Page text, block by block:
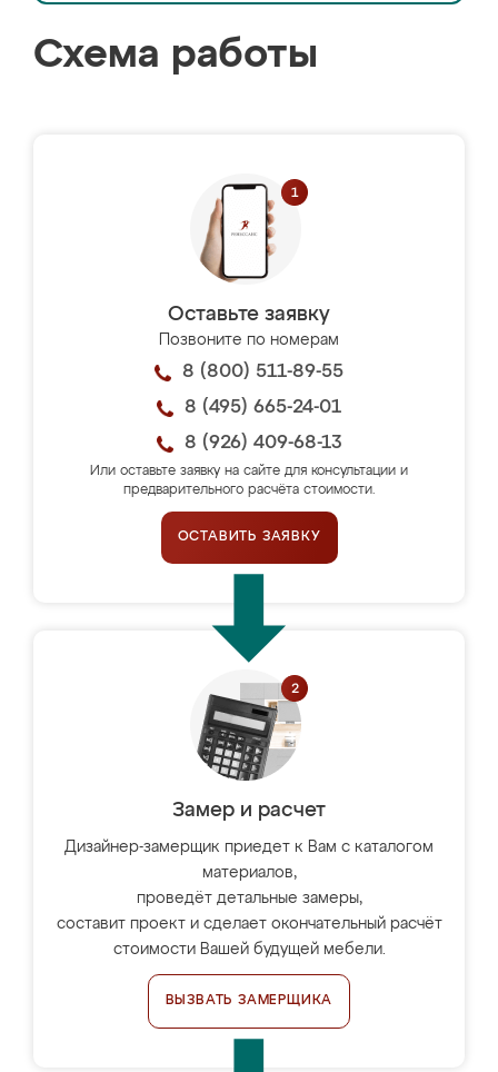
Схема работы
Оставьте заявку
Позвоните по номерам
8 (800) 511-89-55
8 (495) 665-24-01
8 (926) 409-68-13
Или оставьте заявку на сайте для консультации и
предварительного расчёта стоимости.
ОСТАВИТЬ ЗАЯВКУ
Замер и расчет
Дизайнер-замерщик приедет к Вам с каталогом
материалов,
проведёт детальные замеры,
составит проект и сделает окончательный расчёт
стоимости Вашей будущей мебели.
ВЫЗВАТЬ ЗАМЕРЩИКА